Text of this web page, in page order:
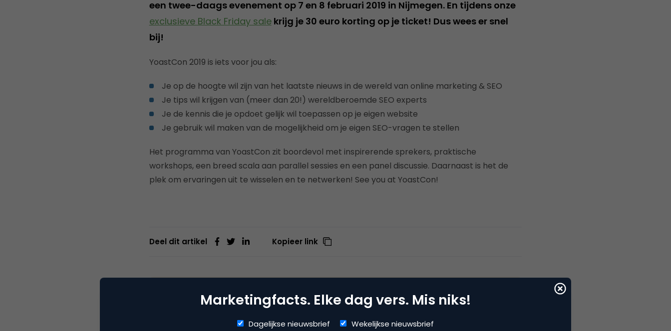
een twee-daags evenement op 7 en 8 februari 2019 in Nijmegen. En tijdens onze
exclusieve Black Friday salekrijg je 30 euro korting op je ticket! Dus wees er snel
bij!
YoastCon 2019 is iets voor jou als:
Je op de hoogte wil zijn van het laatste nieuws in de wereld van online marketing & SEO
Je tips wil krijgen van (meer dan 20!) wereldberoemde SEO experts
Je de kennis die je opdoet gelijk wil toepassen op je eigen website
Je gebruik wil maken van de mogelijkheid om je eigen SEO-vragen te stellen
Het programma van YoastCon zit boordevol met inspirerende sprekers, praktische
workshops, een breed scala aan parallel sessies en een panel discussie. Daarnaast is het de
plek om ervaringen uit te wisselen en te netwerken! See you at YoastCon!
Deel dit artikel Kopieer link
Yoast
Marketingfacts. Elke dag vers. Mis niks!
Dagelijkse nieuwsbrief Wekelijkse nieuwsbrief